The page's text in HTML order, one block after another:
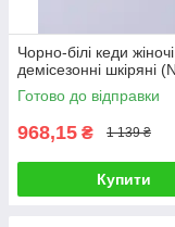
Чорно-білі кеди жіночі
демісезонні шкіряні
Готово до відправки
968,15 ₴ 1 139 ₴
Купити